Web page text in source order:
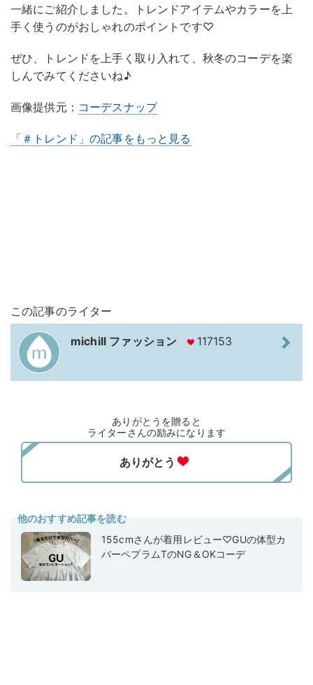
一緒にご紹介しました。トレンドアイテムやカラーを上
手く使うのがおしゃれのポイントです♡
ぜひ、トレンドを上手く取り入れて、秋冬のコーデを楽
しんでみてくださいね♪
画像提供元： コーデスナップ
「＃トレンド」の記事をもっと見る
この記事のライター
michill ファッション 117153
ありがとうを贈ると
ライターさんの励みになります
他のおすすめ記事を読む
155cmさんが着用レビュー♡GUの体型カ
バーペプラムTのNG＆OKコーデ